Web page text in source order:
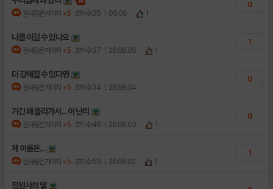
갈사람은가야지 +5 조회수:35 | 05:00 1
0
나를 이길 수 있나요
갈사람은가야지 +5 조회수:37 | 26.08.05 1
1
더 강해질 수 있다면
갈사람은가야지 +5 조회수:34 | 26.08.04
0
거긴 왜 올라가서... 이 난리
갈사람은가야지 +5 조회수:46 | 26.08.03 1
0
제 이름은...
갈사람은가야지 +5 조회수:59 | 26.08.02 1
1
정원사의 딸